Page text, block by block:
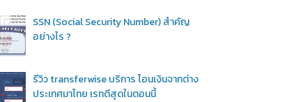
SSN (Social Security Number) สำคัญ
อย่างไร ?
รีวิว transferwise บริการ โอนเงินจากต่าง
ประเทศมาไทย เรทดีสุดในตอนนี้